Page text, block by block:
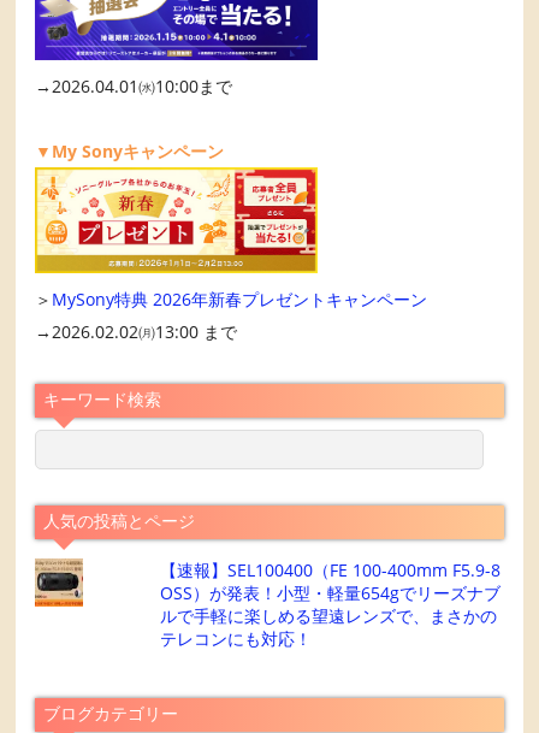
→2026.04.01㈬10:00まで
▼My Sonyキャンペーン
＞ MySony特典 2026年新春プレゼントキャンペーン
→2026.02.02㈪13:00 まで
キーワード検索
人気の投稿とページ
【速報】SEL100400（FE 100-400mm F5.9-8
OSS）が発表！小型・軽量654gでリーズナブ
ルで手軽に楽しめる望遠レンズで、まさかの
テレコンにも対応！
ブログカテゴリー